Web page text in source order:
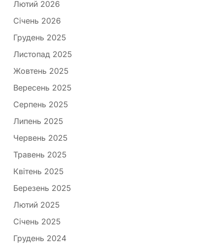
Лютий 2026
Січень 2026
Грудень 2025
Листопад 2025
Жовтень 2025
Вересень 2025
Серпень 2025
Липень 2025
Червень 2025
Травень 2025
Квітень 2025
Березень 2025
Лютий 2025
Січень 2025
Грудень 2024